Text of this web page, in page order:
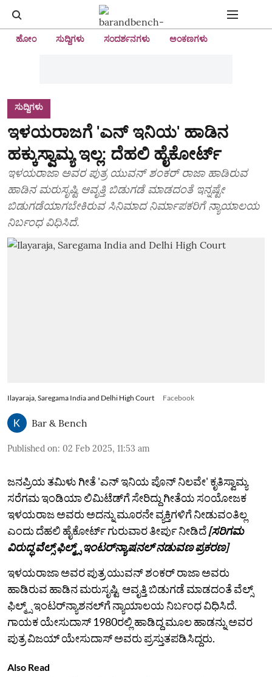
ಹೋಂ ಸುದ್ದಿಗಳು ಸಂದರ್ಶನಗಳು ಅಂಕಣಗಳು
ಸುದ್ದಿಗಳು
ಇಳಯರಾಜಗೆ 'ಎನ್ ಇನಿಯ' ಹಾಡಿನ
ಹಕ್ಕುಸ್ವಾಮ್ಯ ಇಲ್ಲ: ದೆಹಲಿ ಹೈಕೋರ್ಟ್
ಇಳಯರಾಜಾ ಅವರ ಪುತ್ರ ಯುವನ್ ಶಂಕರ್ ರಾಜಾ ಹಾಡಿರುವ
ಹಾಡಿನ ಮರುಸೃಷ್ಟಿ ಆವೃತ್ತಿ ಬಿಡುಗಡೆ ಮಾಡದಂತೆ ಇನ್ನಷ್ಟೇ
ಬಿಡುಗಡೆಯಾಗಬೇಕಿರುವ ಸಿನಿಮಾದ ನಿರ್ಮಾಪಕರಿಗೆ ನ್ಯಾಯಾಲಯ
ನಿರ್ಬಂಧ ವಿಧಿಸಿದೆ.
Ilayaraja, Saregama India and Delhi High Court Facebook
Bar & Bench
Published on: 02 Feb 2025, 11:53 am
ಜನಪ್ರಿಯ ತಮಿಳು ಗೀತೆ 'ಎನ್ ಇನಿಯ ಪೊನ್ ನಿಲವೇ' ಕೃತಿಸ್ವಾಮ್ಯ
ಸರೆಗಮ ಇಂಡಿಯಾ ಲಿಮಿಟೆಡ್‌ಗೆ ಸೇರಿದ್ದು ಗೀತೆಯ ಸಂಯೋಜಕ
ಇಳಯರಾಜ ಅವರು ಅದನ್ನು ಮೂರನೇ ವ್ಯಕ್ತಿಗಳಿಗೆ ನೀಡುವಂತಿಲ್ಲ
ಎಂದು ದೆಹಲಿ ಹೈಕೋರ್ಟ್ ಗುರುವಾರ ತೀರ್ಪು ನೀಡಿದೆ[ಸರಿಗಮ
ವಿರುದ್ಧ ವೆಲ್ಸ್ ಫಿಲ್ಮ್ಸ್ ಇಂಟರ್‌ನ್ಯಾಷನಲ್‌ ನಡುವಣ ಪ್ರಕರಣ]
ಇಳಯರಾಜಾ ಅವರ ಪುತ್ರ ಯುವನ್ ಶಂಕರ್ ರಾಜಾ ಅವರು
ಹಾಡಿರುವ ಹಾಡಿನ ಮರುಸೃಷ್ಟಿ ಆವೃತ್ತಿ ಬಿಡುಗಡೆ ಮಾಡದಂತೆ ವೆಲ್ಸ್
ಫಿಲ್ಮ್ಸ್ ಇಂಟರ್‌ನ್ಯಾಶನಲ್‌ಗೆ ನ್ಯಾಯಾಲಯ ನಿರ್ಬಂಧ ವಿಧಿಸಿದೆ.
ಗಾಯಕ ಯೇಸುದಾಸ್ 1980ರಲ್ಲಿ ಹಾಡಿದ್ದ ಮೂಲ ಹಾಡನ್ನು ಅವರ
ಪುತ್ರ ವಿಜಯ್ ಯೇಸುದಾಸ್ ಅವರು ಪ್ರಸ್ತುತಪಡಿಸಿದ್ದರು.
Also Read